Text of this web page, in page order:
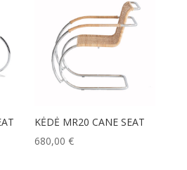
KĖDĖ MR20 CANE SEAT
680,00€